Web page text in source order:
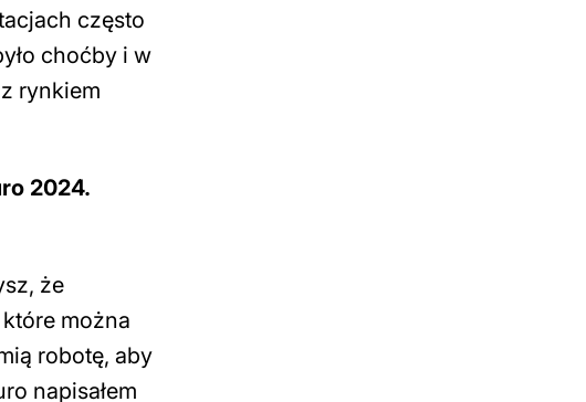
często
choćby i w
rynkiem
2024.
że
można
robotę, aby
napisałem